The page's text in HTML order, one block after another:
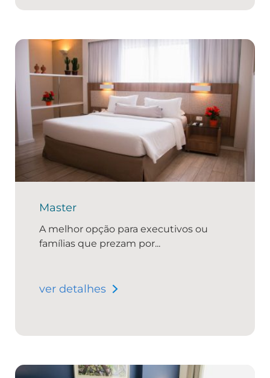
Master
A melhor opção para executivos ou
famílias que prezam por...
ver detalhes